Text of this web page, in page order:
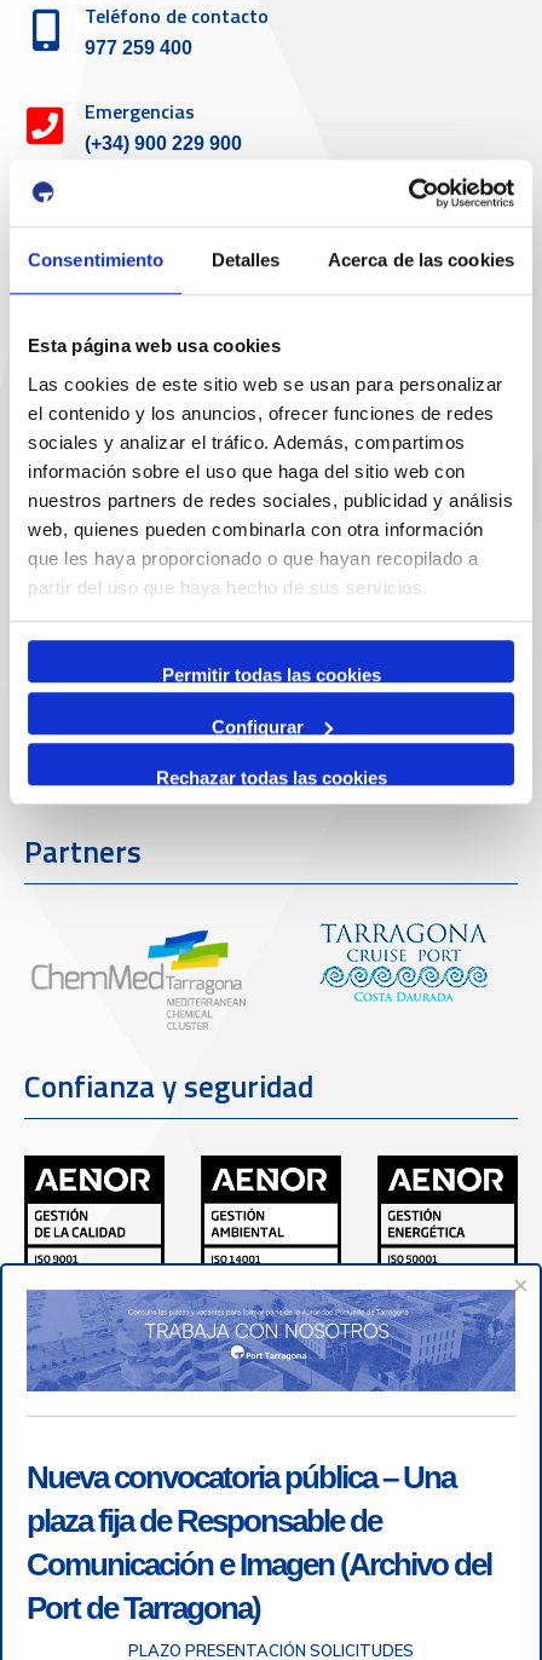
Consentimiento Detalles Acerca de las cookies
Esta página web usa cookies
Las cookies de este sitio web se usan para personalizar
el contenido y los anuncios, ofrecer funciones de redes
sociales y analizar el tráfico. Además, compartimos
información sobre el uso que haga del sitio web con
nuestros partners de redes sociales, publicidad y análisis
web, quienes pueden combinarla con otra información
que les haya proporcionado o que hayan recopilado a
partir del uso que haya hecho de sus servicios.
Permitir todas las cookies
Configurar
Rechazar todas las cookies
Teléfono de contacto
977 259 400
Emergencias
(+34) 900 229 900
Servicio de atención al cliente
Teléfono de contacto
Email de contacto
sac@porttarragona.cat
Información SAC
Acceso a SAC
Enlaces de interés
Partners
Confianza y seguridad
×
Nueva convocatoria pública – Una
plaza fija de Responsable de
Comunicación e Imagen (Archivo del
Port de Tarragona)
PLAZO PRESENTACIÓN SOLICITUDES